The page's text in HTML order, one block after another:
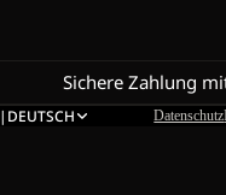
Sichere Zahlung
| DEUTSCH Datenschutz